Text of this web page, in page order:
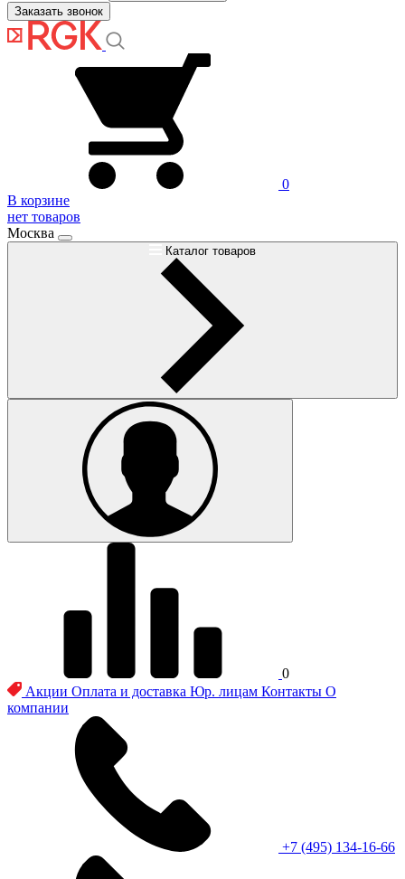
Заказать звонок
0
В корзине
нет товаров
Москва
Каталог товаров
0
Акции Оплата и доставка Юр. лицам Контакты О
компании
+7 (495) 134-16-66